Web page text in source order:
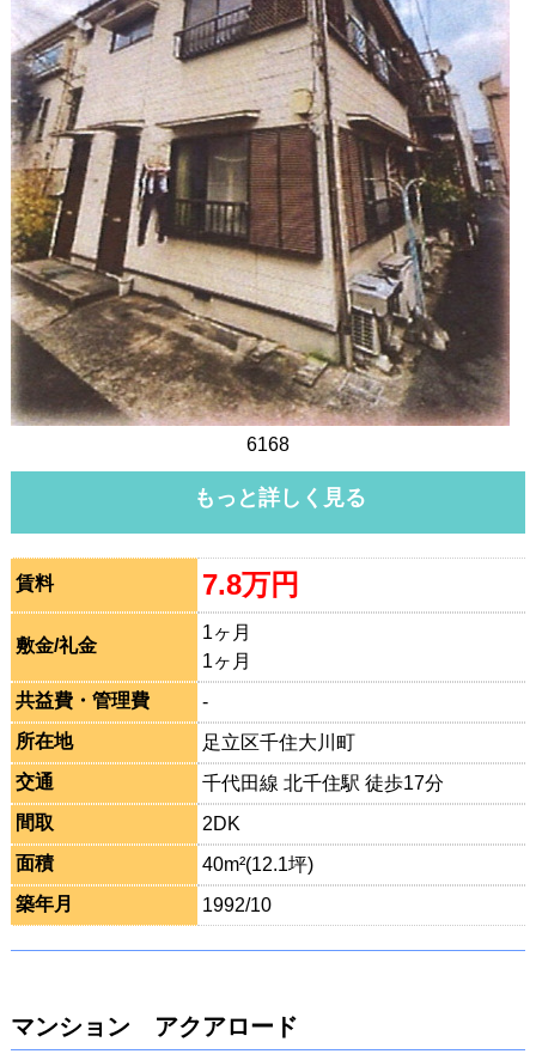
6168
もっと詳しく見る
賃料 7.8万円
敷金/礼金
1ヶ月
1ヶ月
共益費・管理費
-
所在地
足立区千住大川町
交通
千代田線 北千住駅 徒歩17分
間取
2DK
面積
40m²(12.1坪)
築年月
1992/10
マンション アクアロード